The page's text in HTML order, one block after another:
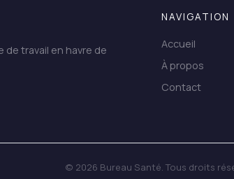
travail en havre de
NAVIGATION
Accueil
À propos
Contact
© 2026 Bureau Santé. Tous droits